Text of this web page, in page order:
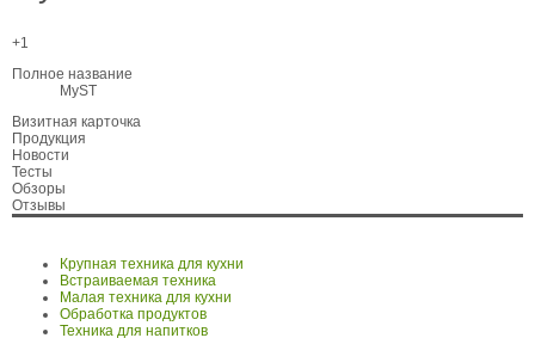
+1
Полное название
MyST
Визитная карточка
Продукция
Новости
Тесты
Обзоры
Отзывы
Крупная техника для кухни
Встраиваемая техника
Малая техника для кухни
Обработка продуктов
Техника для напитков